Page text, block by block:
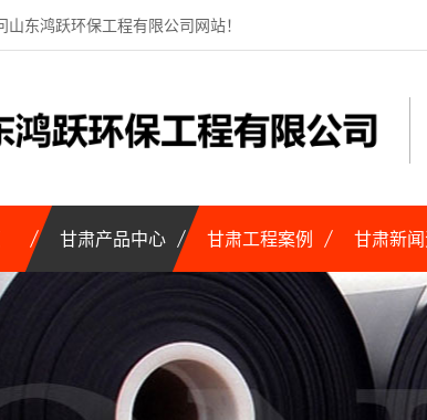
东鸿跃环保工程有限公司网站！
甘肃产品中心 甘肃工程案例 甘肃新